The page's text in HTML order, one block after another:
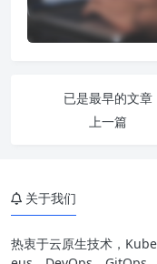
已是最早的文章
上一篇
关于我们
热衷于云原生技术，